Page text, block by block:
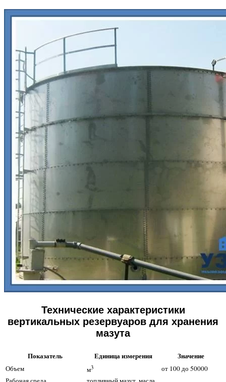
Технические характеристики
вертикальных резервуаров для хранения
мазута
Показатель Единица измерения Значение
Объем м3
от 100 до 50000